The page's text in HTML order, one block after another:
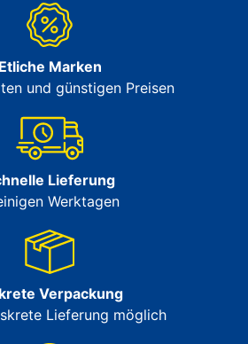
Etliche Marken
und günstigen Preisen
Lieferung
Werktagen
Verpackung
Lieferung möglich